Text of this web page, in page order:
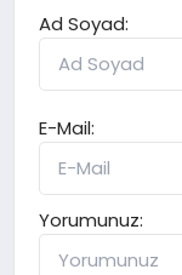
Ad Soyad:
E-Mail:
Yorumunuz: